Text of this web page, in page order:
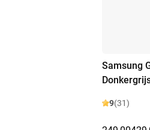
Samsung
9(31)